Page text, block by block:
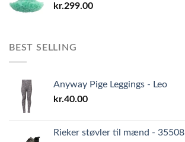
kr.299.00
BEST SELLING
Anyway Pige Leggings - Leo
kr.40.00
Rieker støvler til mænd - 35508